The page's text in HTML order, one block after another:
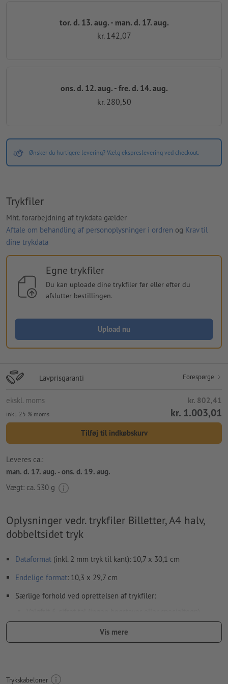
tor. d. 13. aug. - man. d. 17. aug.
kr. 142,07
ons. d. 12. aug. - fre. d. 14. aug.
kr. 280,50
Ønsker du hurtigere levering? Vælg ekspreslevering ved checkout.
Trykfiler
Mht. forarbejdning af trykdata gælder
Aftale om behandling af personoplysninger i ordren og Krav til
dine trykdata
Egne trykfiler
Du kan uploade dine trykfiler før eller efter du
afslutter bestillingen.
Upload nu
Lavprisgaranti Forespørge
ekskl. moms kr. 802,41
inkl. 25 % moms kr. 1.003,01
Tilføj til indkøbskurv
Leveres ca.:
man. d. 17. aug. - ons. d. 19. aug.
Vægt: ca. 530 g
Oplysninger vedr. trykfiler Billetter, A4 halv,
dobbeltsidet tryk
Dataformat (inkl. 2 mm tryk til kant): 10,7 x 30,1 cm
Endelige format: 10,3 x 29,7 cm
Særlige forhold ved oprettelsen af trykfiler:
og/eller perforering (flere perforeringer er muligt)
Tal og perforeringer kan placeres overalt
Vis mere
Trykskabeloner